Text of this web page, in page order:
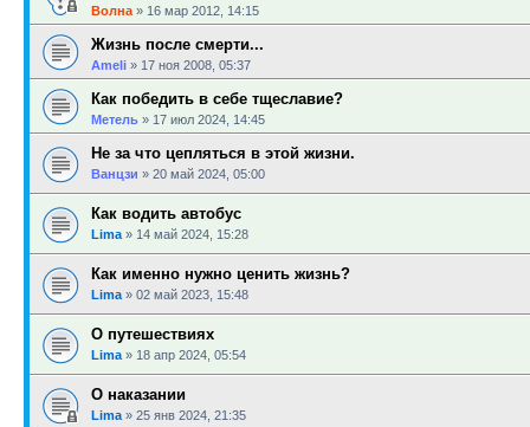
Волна » 16 мар 2012, 14:15
Жизнь после смерти...
Ameli » 17 ноя 2008, 05:37
Как победить в себе тщеславие?
Метель » 17 июл 2024, 14:45
Не за что цепляться в этой жизни.
Ванцзи » 20 май 2024, 05:00
Как водить автобус
Lima » 14 май 2024, 15:28
Как именно нужно ценить жизнь?
Lima » 02 май 2023, 15:48
О путешествиях
Lima » 18 апр 2024, 05:54
О наказании
Lima » 25 янв 2024, 21:35